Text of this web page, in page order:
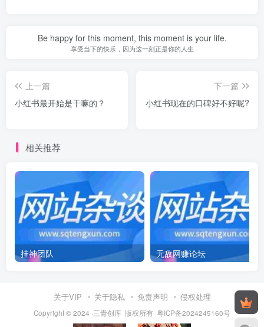
Be happy for this moment, this moment is your life.
享受当下的快乐，因为这一刻正是你的人生
上一篇
小红书最开始是干嘛的？
下一篇
小红书现在的口碑好不好呢?
相关推荐
挂神团队 无敌网赚论坛
关于VIP 关于隐私 免责声明 侵权处理
Copyright © 2024 ·三青创库 版权所有 粤ICP备2024245160号